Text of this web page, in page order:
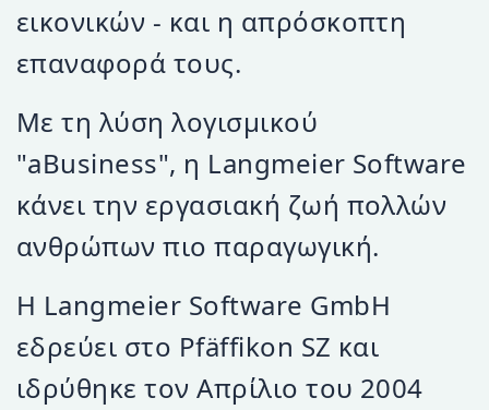
εικονικών - και η απρόσκοπτη
επαναφορά τους.
Με τη λύση λογισμικού
"aBusiness", η Langmeier Software
κάνει την εργασιακή ζωή πολλών
ανθρώπων πιο παραγωγική.
Η Langmeier Software GmbH
εδρεύει στο Pfäffikon SZ και
ιδρύθηκε τον Απρίλιο του 2004